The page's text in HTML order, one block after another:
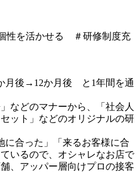
性を活かせる ＃研修制度充
後→12か月後　と1年間を通
などのマナーから、「社会人
ット」などのオリジナルの研
に合った」「来るお客様に合
いるので、オシャレなお店で
、アッパー層向けプロの接客